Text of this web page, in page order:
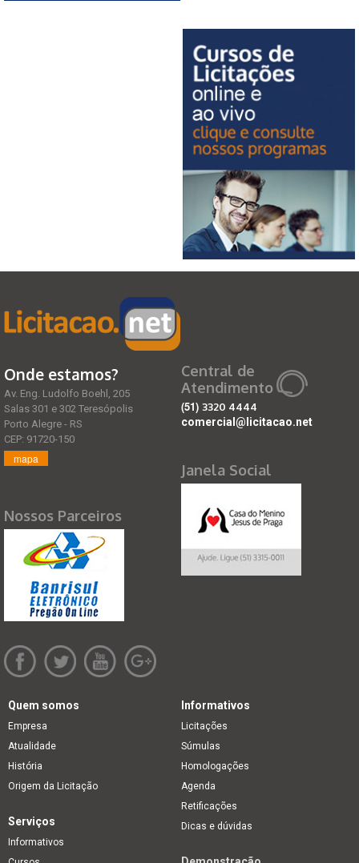
Onde estamos?
Av. Eng. Ludolfo Boehl, 205
Salas 301 e 302 Teresópolis
Porto Alegre - RS
CEP: 91720-150
mapa
Nossos Parceiros
Central de
Atendimento
(51) 3320 4444
comercial@licitacao.net
Janela Social
Quem somos
Empresa
Atualidade
História
Origem da Licitação
Informativos
Licitações
Súmulas
Homologações
Agenda
Retificações
Dicas e dúvidas
Serviços
Informativos